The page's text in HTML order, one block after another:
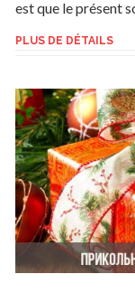
est que le présent
PLUS DE DÉTAILS